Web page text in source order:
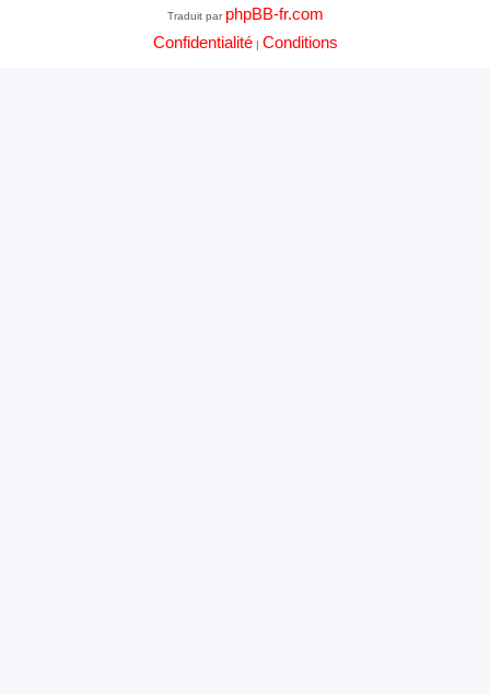
Traduit par phpBB-fr.com
Confidentialité| Conditions